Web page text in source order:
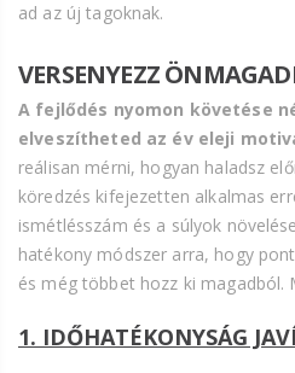
ad az új tagoknak.
VERSENYEZZ
A fejlődés nyomon követése
elveszítheted az év eleji
reálisan mérni, hogyan haladsz
köredzés kifejezetten alkalmas
ismétlésszám és a súlyok
hatékony módszer arra, hogy
és még többet hozz ki magadból.
1. IDŐHATÉKONYSÁG